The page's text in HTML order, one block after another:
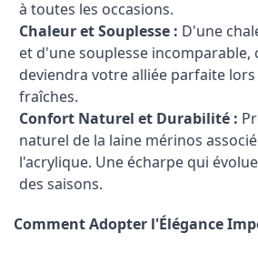
à toutes les occasions.
Chaleur et Souplesse : D'une
et d'une souplesse incomparable,
deviendra votre alliée parfaite
fraîches.
Confort Naturel et Durabilité :
naturel de la laine mérinos
l'acrylique. Une écharpe qui
des saisons.
Comment Adopter l'Élégance